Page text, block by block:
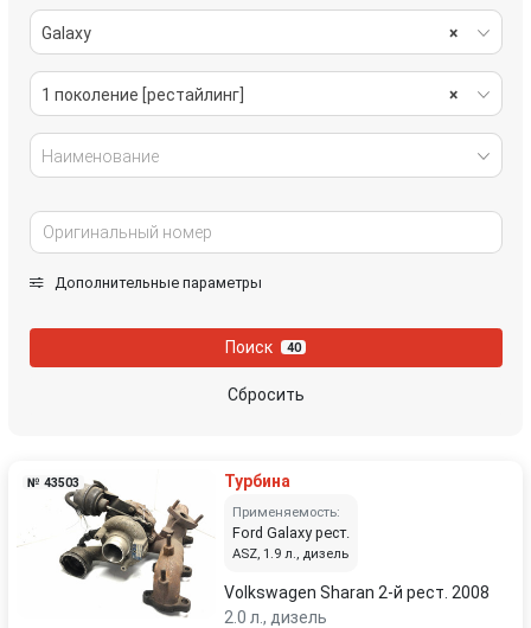
×
Galaxy
×
1 поколение [рестайлинг]
Наименование
Дополнительные параметры
Поиск 40
Сбросить
№ 43503 Турбина
Применяемость:
Ford Galaxy рест.
ASZ, 1.9 л., дизель
Volkswagen Sharan 2-й рест. 2008
2.0 л., дизель